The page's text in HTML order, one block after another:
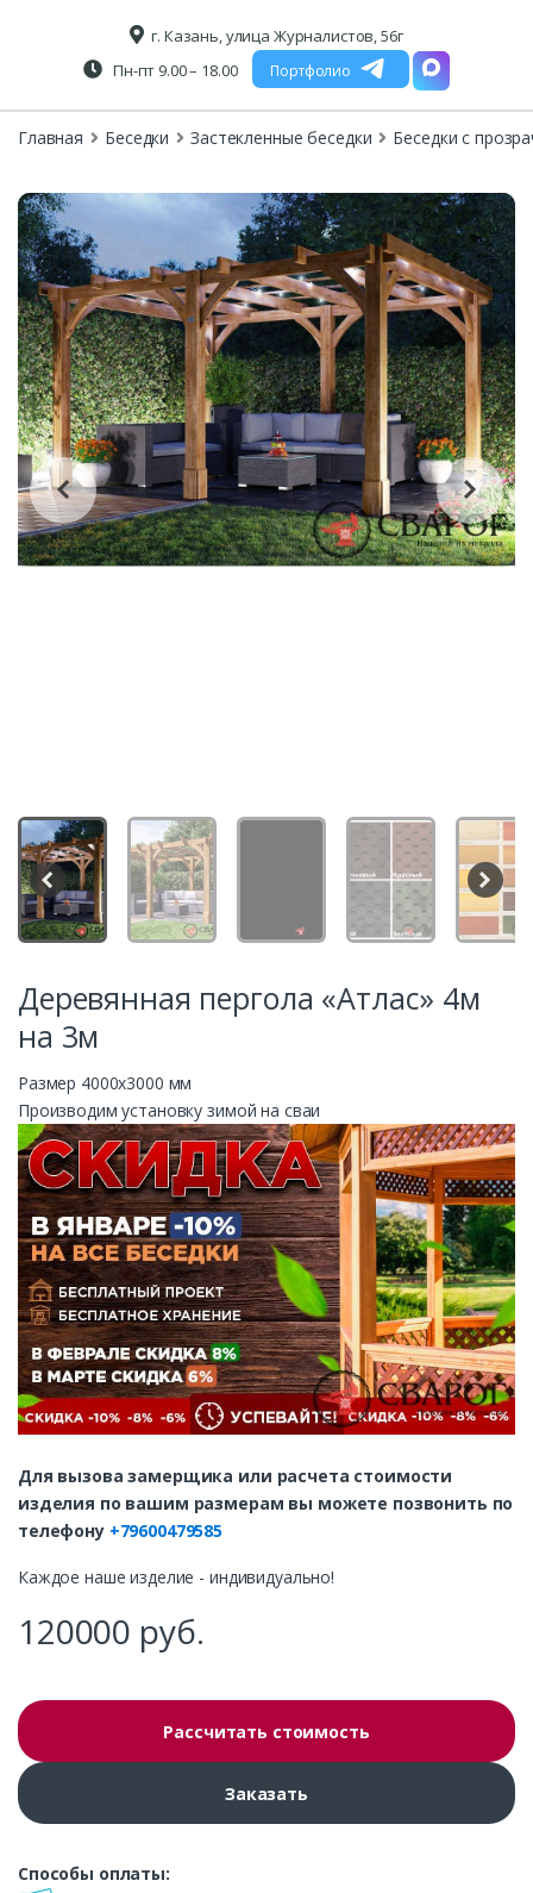
г. Казань, улица Журналистов, 56г
Пн-пт 9.00 – 18.00
Портфолио
Главная Беседки Застекленные беседки Беседки с
Деревянная пергола «Атлас» 4м
на 3м
Размер 4000х3000 мм
Производим установку зимой на сваи
Для вызова замерщика или расчета стоимости
изделия по вашим размерам вы можете позвонить по
телефону +79600479585
Каждое наше изделие - индивидуально!
120000 руб.
Рассчитать стоимость
Заказать
Способы оплаты: